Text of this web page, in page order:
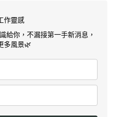
作靈感
給你，不漏接第一手新消息，
多風景🌿